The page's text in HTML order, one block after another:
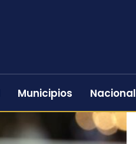
Municipios Nacional